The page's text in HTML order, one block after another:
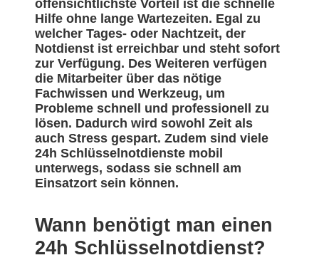
offensichtlichste Vorteil ist die schnelle
Hilfe ohne lange Wartezeiten. Egal zu
welcher Tages- oder Nachtzeit, der
Notdienst ist erreichbar und steht sofort
zur Verfügung. Des Weiteren verfügen
die Mitarbeiter über das nötige
Fachwissen und Werkzeug, um
Probleme schnell und professionell zu
lösen. Dadurch wird sowohl Zeit als
auch Stress gespart. Zudem sind viele
24h Schlüsselnotdienste mobil
unterwegs, sodass sie schnell am
Einsatzort sein können.
Wann benötigt man einen
24h Schlüsselnotdienst?